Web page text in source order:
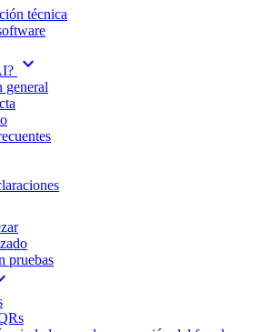
técnica
expand_more
general
pruebas